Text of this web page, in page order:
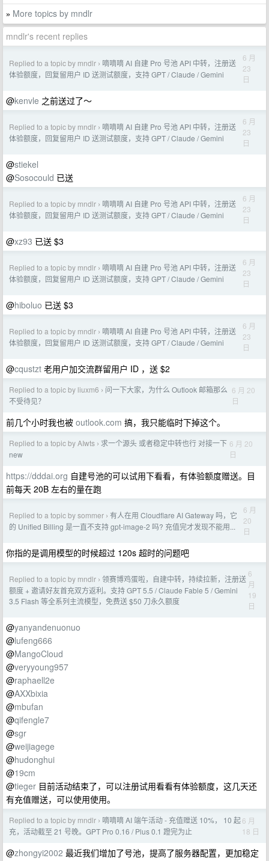
» More topics by mndlr
mndlr's recent replies
Replied to a topic by mndlr › 嘀嘀嘀 AI 自建 Pro 号池 API 中转，注册送
体验额度，回复留用户 ID 送测试额度，支持 GPT / Claude / Gemini
6 月
23
日
@kenvle 之前送过了～
Replied to a topic by mndlr › 嘀嘀嘀 AI 自建 Pro 号池 API 中转，注册送
体验额度，回复留用户 ID 送测试额度，支持 GPT / Claude / Gemini
6 月
23
日
@stiekel
@Sosocould 已送
Replied to a topic by mndlr › 嘀嘀嘀 AI 自建 Pro 号池 API 中转，注册送
体验额度，回复留用户 ID 送测试额度，支持 GPT / Claude / Gemini
6 月
23
日
@xz93 已送 $3
Replied to a topic by mndlr › 嘀嘀嘀 AI 自建 Pro 号池 API 中转，注册送
体验额度，回复留用户 ID 送测试额度，支持 GPT / Claude / Gemini
6 月
23
日
@hiboluo 已送 $3
Replied to a topic by mndlr › 嘀嘀嘀 AI 自建 Pro 号池 API 中转，注册送
体验额度，回复留用户 ID 送测试额度，支持 GPT / Claude / Gemini
6 月
23
日
@cqustzt 老用户加交流群留用户 ID ，送 $2
Replied to a topic by liuxm6 › 问一下大家，为什么 Outlook 邮箱那么
不受待见？
6 月 20
日
前几个小时我也被 outlook.com 搞，我只能临时下掉这个。
Replied to a topic by AIwts › 求一个源头 或者稳定中转也行 对接一下
new
6 月 20
日
https://dddai.org 自建号池的可以试用下看看，有体验额度赠送。目
前每天 20B 左右的量在跑
Replied to a topic by sommer › 有人在用 Cloudflare AI Gateway 吗，它
的 Unified Billing 是一直不支持 gpt-image-2 吗? 充值完才发现不能用...
6 月
20
日
你指的是调用模型的时候超过 120s 超时的问题吧
Replied to a topic by mndlr › 领赛博鸡蛋啦，自建中转，持续拉新，注册送
额度 + 邀请好友首充双方返利。支持 GPT 5.5 / Claude Fable 5 / Gemini
3.5 Flash 等全系列主流模型，免费送 $50 刀永久额度
6
月
19
日
@yanyandenuonuo
@lufeng666
@MangoCloud
@veryyoung957
@raphaell2e
@AXXbixia
@mbufan
@qifengle7
@sgr
@weijiagege
@hudonghui
@19cm
@tieger 目前活动结束了，可以注册试用看看有体验额度，这几天还
有充值赠送，可以使用使用。
Replied to a topic by mndlr › 嘀嘀嘀 AI 端午活动 - 充值赠送 10%， 10 起
充，活动截至 21 号晚。GPT Pro 0.16 / Plus 0.1 蹬完为止
6 月
18 日
@zhongyi2002 最近我们增加了号池，提高了服务器配置，更加稳定